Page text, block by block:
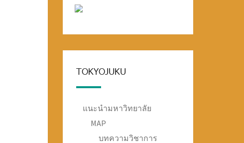
TOKYOJUKU
แนะนำมหาวิทยาลัย
MAP
บทความวิชาการ